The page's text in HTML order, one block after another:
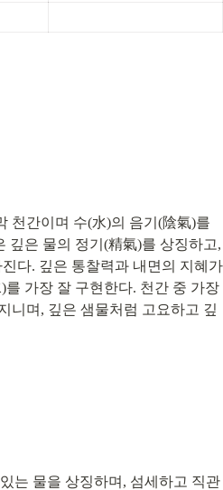
천간이며 수(水)의 음기(陰氣)를
깊은 물의 정기(精氣)를 상징하고,
다. 깊은 통찰력과 내면의 지혜가
가장 잘 구현한다. 천간 중 가장
니며, 깊은 샘물처럼 고요하고 깊
는 물을 상징하며, 섬세하고 직관